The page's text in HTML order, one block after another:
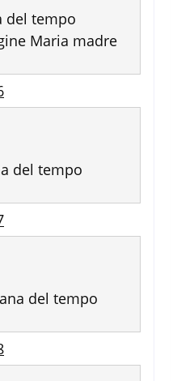
del tempo
Maria madre
del tempo
del tempo